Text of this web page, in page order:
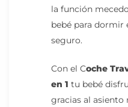
la función
bebé para dormir
seguro.
Con el Coche
en 1 tu bebé
gracias al